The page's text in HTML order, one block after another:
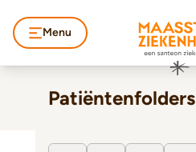
Menu
Patiëntenfolders